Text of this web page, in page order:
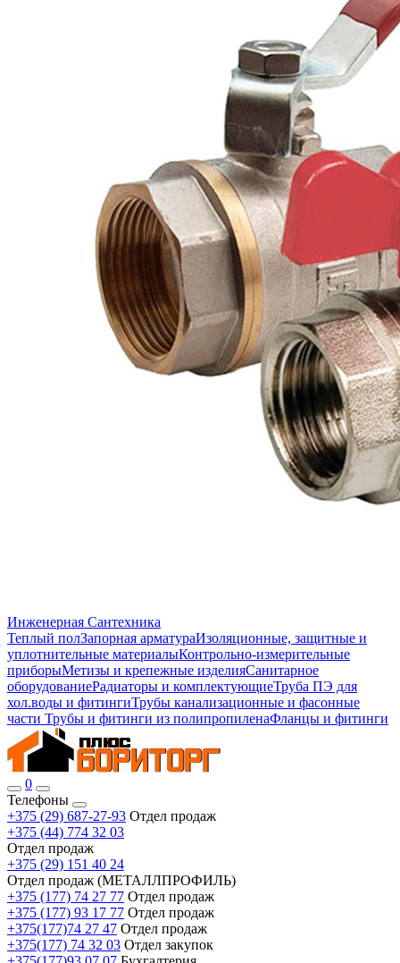
Инженерная Сантехника
Теплый полЗапорная арматураИзоляционные, защитные и
уплотнительные материалыКонтрольно-измерительные
приборыМетизы и крепежные изделияСанитарное
оборудованиеРадиаторы и комплектующиеТруба ПЭ для
хол.воды и фитингиТрубы канализационные и фасонные
части Трубы и фитинги из полипропиленаФланцы и фитинги
0
Телефоны
+375 (29) 687-27-93 Отдел продаж
+375 (44) 774 32 03
Отдел продаж
+375 (29) 151 40 24
Отдел продаж (МЕТАЛЛПРОФИЛЬ)
+375 (177) 74 27 77 Отдел продаж
+375 (177) 93 17 77 Отдел продаж
+375(177)74 27 47 Отдел продаж
+375(177) 74 32 03 Отдел закупок